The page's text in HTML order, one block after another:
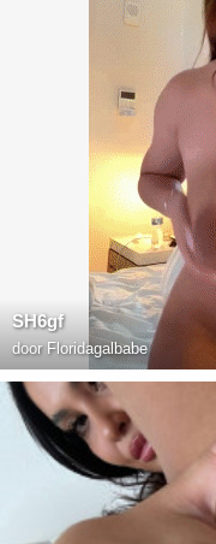
SH6gf
door Floridagalbabe